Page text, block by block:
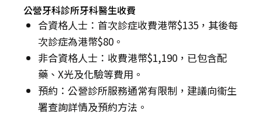
公營牙科診所牙科醫生收費
合資格人士：首次診症收費港幣$135，其後每
次診症為港幣$80。
非合資格人士：收費港幣$1,190，已包含配
藥、X光及化驗等費用。
預約：公營診所服務通常有限制，建議向衞生
署查詢詳情及預約方法。